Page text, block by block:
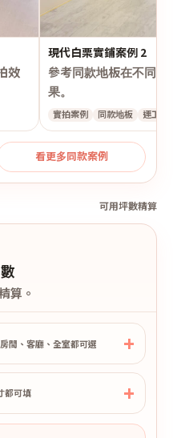
效
現代白栗實鋪案例 2
參考同款地板在不同空
果。
實拍案例 同款地板 連工帶
看更多同款案例
可用坪數精算
算。
房間、客廳、全室都可選
都可填